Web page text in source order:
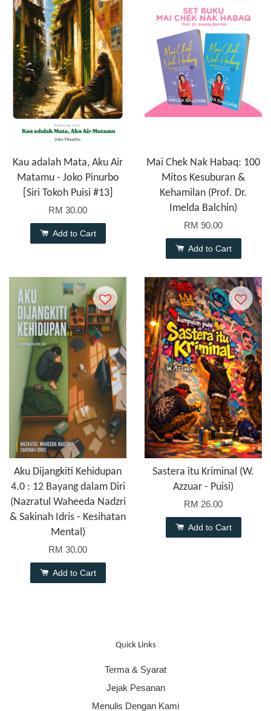
Kau adalah Mata, Aku Air
Matamu - Joko Pinurbo
[Siri Tokoh Puisi #13]
RM 30.00
Add to Cart
Mai Chek Nak Habaq: 100
Mitos Kesuburan &
Kehamilan (Prof. Dr.
Imelda Balchin)
RM 90.00
Add to Cart
Aku Dijangkiti Kehidupan
4.0 : 12 Bayang dalam Diri
(Nazratul Waheeda Nadzri
& Sakinah Idris - Kesihatan
Mental)
RM 30.00
Add to Cart
Sastera itu Kriminal (W.
Azzuar - Puisi)
RM 26.00
Add to Cart
Quick Links
Terma & Syarat
Jejak Pesanan
Menulis Dengan Kami